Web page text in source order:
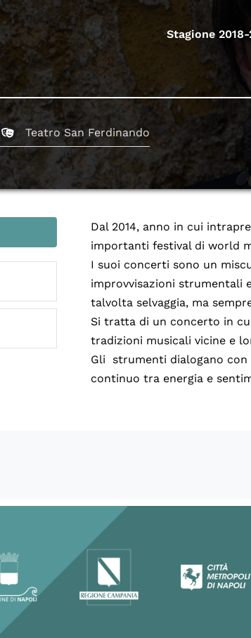
Stagione 2018-
Teatro San Ferdinando
Dal 2014, anno in cui
importanti festival di world
I suoi concerti sono un
improvvisazioni strumentali
talvolta selvaggia, ma
Si tratta di un concerto in
tradizioni musicali vicine e
Gli strumenti dialogano con
continuo tra energia e